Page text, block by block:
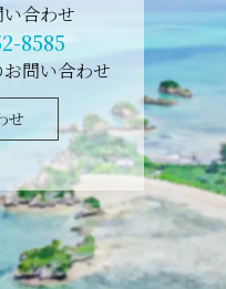
合わせ
8585
問い合わせ
せ